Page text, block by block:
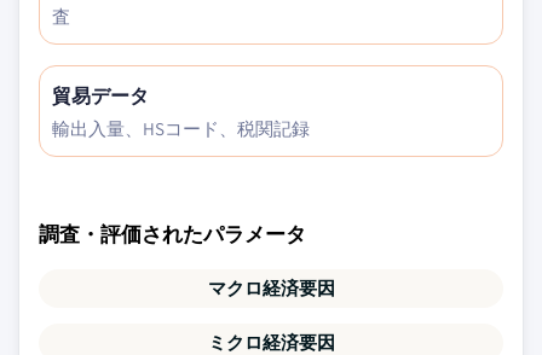
査
貿易データ
輸出入量、HSコード、税関記録
調査・評価されたパラメータ
マクロ経済要因
ミクロ経済要因